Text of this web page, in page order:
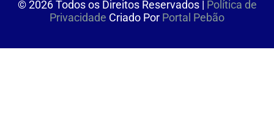
©2026Todos os Direitos Reservados | Política de
Privacidade Criado Por Portal Pebão